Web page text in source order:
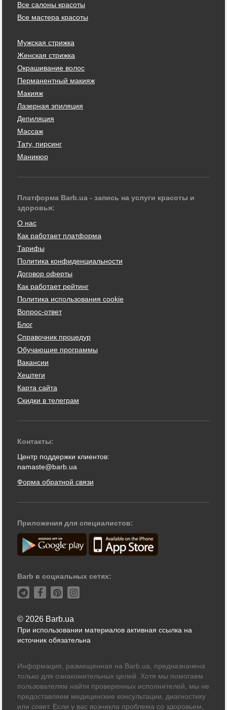
Все салоны красоты
Все мастера красоты
Мужская стрижка
Женская стрижка
Окрашивание волос
Перманентный макияж
Макияж
Лазерная эпиляция
Депиляция
Массаж
Тату, пирсинг
Маникюр
Платформа Barb.ua - запись на услуги красоты и
здоровья:
О нас
Как работает платформа
Тарифы
Политика конфиденциальности
Договор оферты
Как работает рейтинг
Политика использования cookie
Вопрос-ответ
Блог
Справочник процедур
Обучающие программы
Вакансии
Хештеги
Карта сайта
Скидки в телеграм
Контакты:
Центр поддержки клиентов:
namaste@barb.ua
Форма обратной связи
Приложения для специалистов:
Barb в социальных сетях:
© 2026 Barb.ua
При использовании материалов активная ссылка на
источник обязательна
Информация, размещенная на Barb.ua, предназначена
только для ознакомительных целей. Хотя мы помогаем
пользователям найти проверенных исполнителей, мы не
предоставляем медицинские консультации, диагностику
или совет. Если у вас возникла проблема со здоровьем,